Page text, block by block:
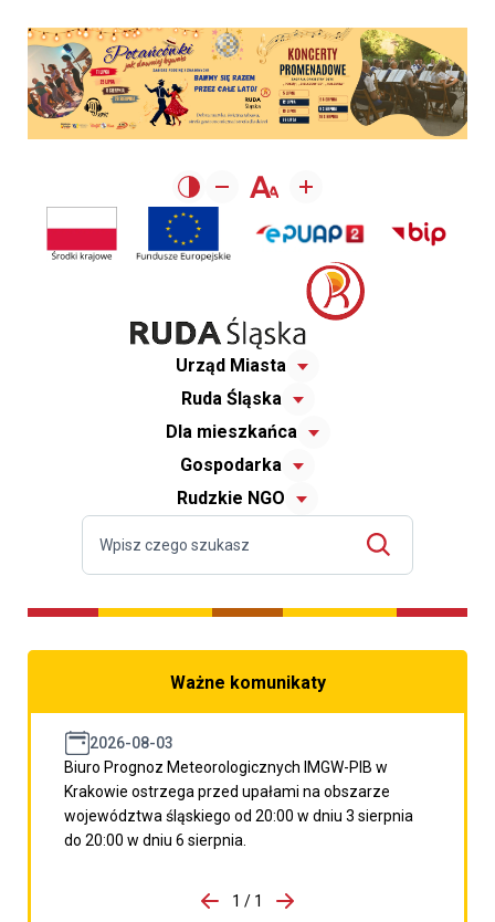
Urząd Miasta
Ruda Śląska
Dla mieszkańca
Gospodarka
Rudzkie NGO
Ważne komunikaty
2026-08-03
Biuro Prognoz Meteorologicznych IMGW-PIB w
Krakowie ostrzega przed upałami na obszarze
województwa śląskiego od 20:00 w dniu 3 sierpnia
do 20:00 w dniu 6 sierpnia.
porzpedniego komunikatu
1 / 1
Przejdź do następnego